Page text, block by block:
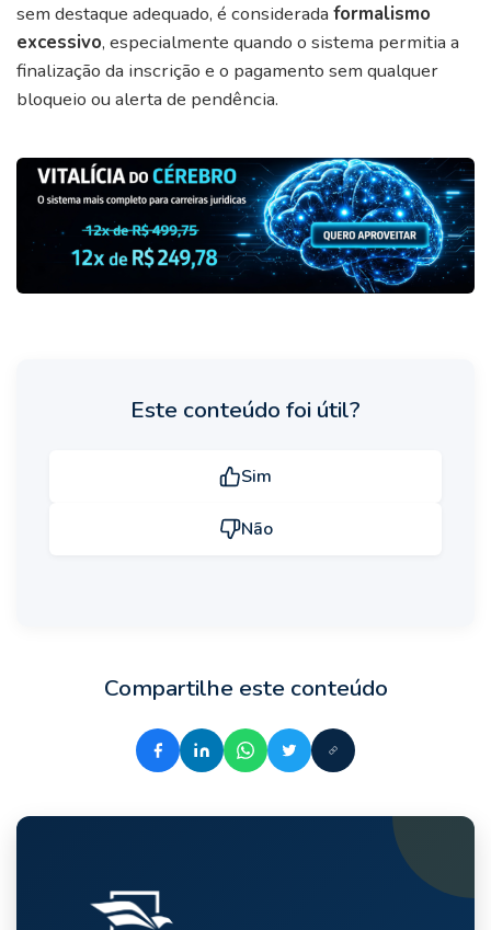
sem destaque adequado, é considerada formalismo
excessivo, especialmente quando o sistema permitia a
finalização da inscrição e o pagamento sem qualquer
bloqueio ou alerta de pendência.
Este conteúdo foi útil?
Sim
Não
Compartilhe este conteúdo